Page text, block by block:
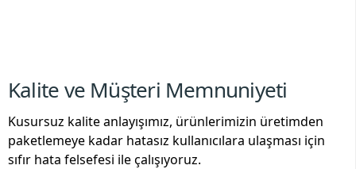
Kalite ve Müşteri Memnuniyeti
Kusursuz kalite anlayışımız, ürünlerimizin üretimden
paketlemeye kadar hatasız kullanıcılara ulaşması için
sıfır hata felsefesi ile çalışıyoruz.